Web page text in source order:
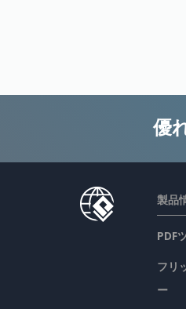
優
製品
PDF
フリ
ー